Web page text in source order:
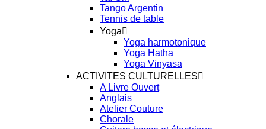
Tango Argentin
Tennis de table
Yoga
Yoga harmotonique
Yoga Hatha
Yoga Vinyasa
ACTIVITES CULTURELLES
A Livre Ouvert
Anglais
Atelier Couture
Chorale